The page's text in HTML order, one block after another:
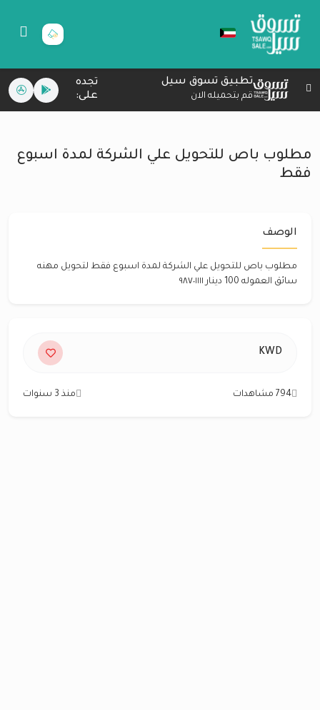
تطبيق تسوق سيل
قم بتحميله الان
تجده
على:
مطلوب باص للتحويل علي الشركة لمدة اسبوع
فقط ‏
الوصف
مطلوب باص للتحويل علي الشركة لمدة اسبوع فقط ‏لتحويل مهنه
سائق العموله 100 دينار ٩٨٧٠١١١١
KWD
794 مشاهدات منذ 3 سنوات